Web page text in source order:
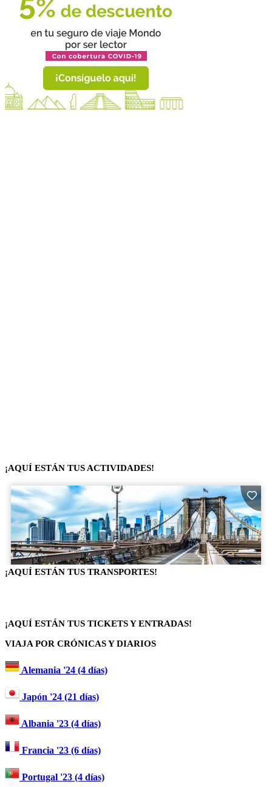
¡AQUÍ ESTÁN TUS ACTIVIDADES!
¡AQUÍ ESTÁN TUS TRANSPORTES!
¡AQUÍ ESTÁN TUS TICKETS Y ENTRADAS!
VIAJA POR CRÓNICAS Y DIARIOS
Alemania '24 (4 días)
Japón '24 (21 días)
Albania '23 (4 días)
Francia '23 (6 días)
Portugal '23 (4 días)